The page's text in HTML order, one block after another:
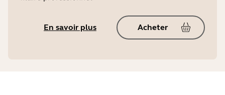
En savoir plus Acheter